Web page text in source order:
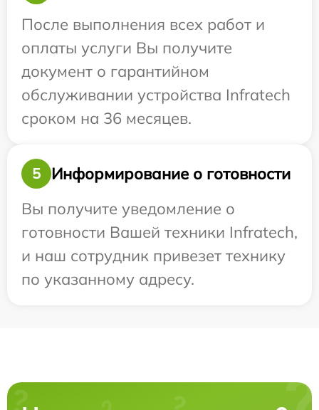
После выполнения всех работ и
оплаты услуги Вы получите
документ о гарантийном
обслуживании устройства Infratech
сроком на 36 месяцев.
5
Информирование о готовности
Вы получите уведомление о
готовности Вашей техники Infratech,
и наш сотрудник привезет технику
по указанному адресу.